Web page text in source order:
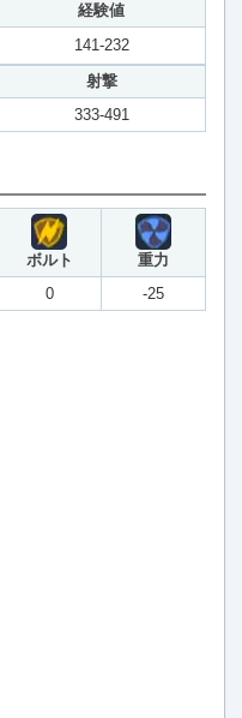
経験値
141-232
射撃
333-491
ボルト
重力
0 -25